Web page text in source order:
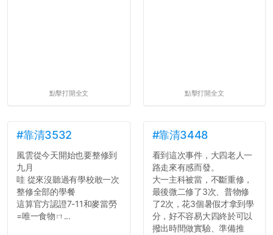
點擊打開全文 點擊打開全文
#靠清3532
風雲從今天開始也要整修到
九月
哇 從來沒聽過有學校敢一次
整修全部的學餐
這算官方認證7-11和麥當勞
=唯一食物ㄇ...
#靠清3448
看到這次事件，大四老人一
路走來有感而發。
大一主科被當，不斷重修，
最後微二修了3次、普物修
了2次，花3個暑假才拿到學
分，好不容易大四終於可以
撥出時間做實驗、準備推